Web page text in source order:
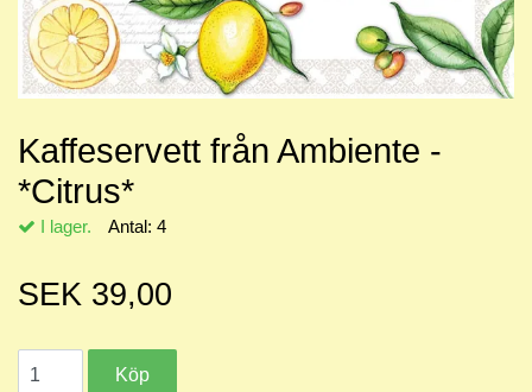
Kaffeservett från Ambiente -
*Citrus*
I lager. Antal: 4
SEK 39,00